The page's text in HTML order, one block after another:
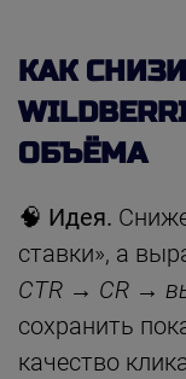
КАК
ОБЪЁМА
🧠 Идея.
ставки», а
CTR → CR →
сохранить
качество